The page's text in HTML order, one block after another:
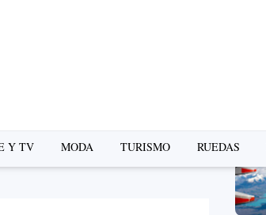
Y TV MODA TURISMO RUEDAS